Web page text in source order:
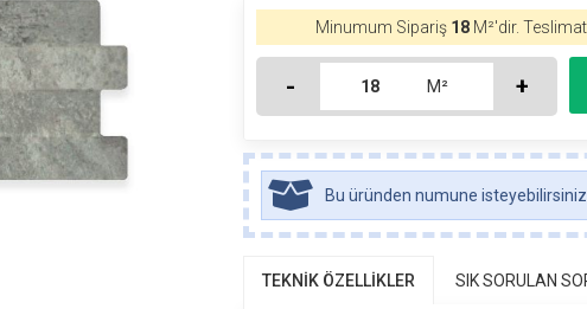
Minumum Sipariş 18M²'dir.
- M² +
Bu üründen numune
TEKNİK ÖZELLİKLER SIK SORULAN